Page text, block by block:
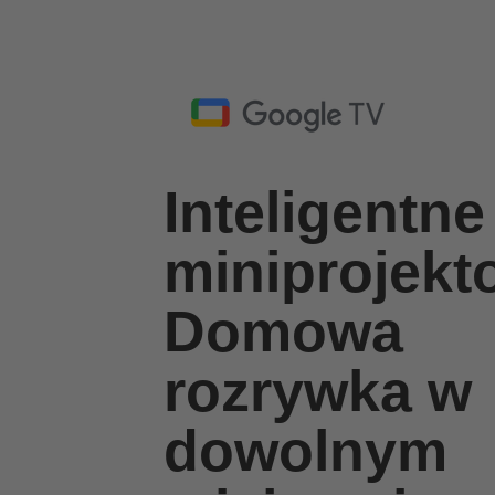
Inteligentne
Domowa
rozrywka w
dowolnym